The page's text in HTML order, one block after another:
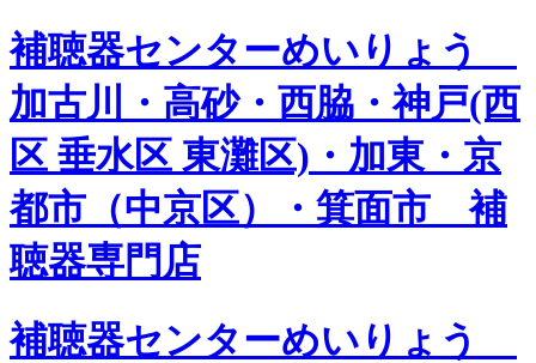
補聴器センターめいりょう
加古川・高砂・西脇・神戸(西
区 垂水区 東灘区)・加東・京
都市（中京区）・箕面市 補
聴器専門店
補聴器センターめいりょう